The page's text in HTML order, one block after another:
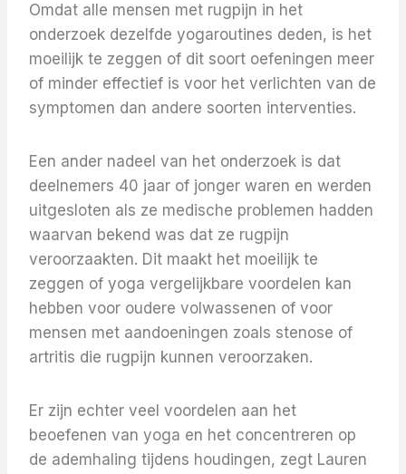
Omdat alle mensen met rugpijn in het
onderzoek dezelfde yogaroutines deden, is het
moeilijk te zeggen of dit soort oefeningen meer
of minder effectief is voor het verlichten van de
symptomen dan andere soorten interventies.
Een ander nadeel van het onderzoek is dat
deelnemers 40 jaar of jonger waren en werden
uitgesloten als ze medische problemen hadden
waarvan bekend was dat ze rugpijn
veroorzaakten. Dit maakt het moeilijk te
zeggen of yoga vergelijkbare voordelen kan
hebben voor oudere volwassenen of voor
mensen met aandoeningen zoals stenose of
artritis die rugpijn kunnen veroorzaken.
Er zijn echter veel voordelen aan het
beoefenen van yoga en het concentreren op
de ademhaling tijdens houdingen, zegt Lauren